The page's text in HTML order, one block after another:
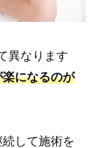
異なります
になるのが
して施術を